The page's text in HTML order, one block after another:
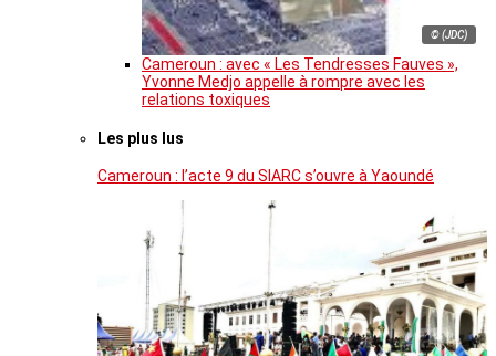
© (JDC)
Cameroun : avec « Les Tendresses Fauves »,
Yvonne Medjo appelle à rompre avec les
relations toxiques
Les plus lus
Cameroun : l’acte 9 du SIARC s’ouvre à Yaoundé